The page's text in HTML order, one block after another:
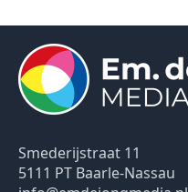
Smederijstraat 11
5111 PT Baarle-Nassau